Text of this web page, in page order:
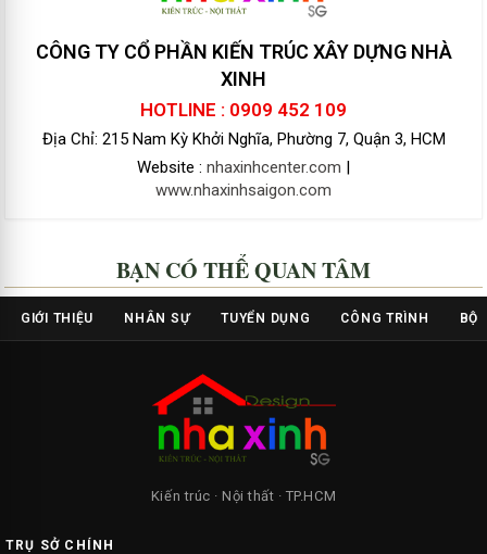
CÔNG TY CỔ PHẦN KIẾN TRÚC XÂY DỰNG NHÀ
XINH
HOTLINE : 0909 452 109
Địa Chỉ: 215 Nam Kỳ Khởi Nghĩa, Phường 7, Quận 3, HCM
Website : nhaxinhcenter.com |
www.nhaxinhsaigon.com
BẠN CÓ THỂ QUAN TÂM
GIỚI THIỆU NHÂN SỰ TUYỂN DỤNG CÔNG TRÌNH BỘ
Kiến trúc · Nội thất · TP.HCM
TRỤ SỞ CHÍNH